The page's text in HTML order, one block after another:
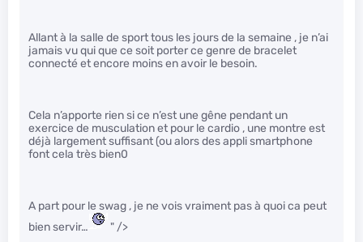
Allant à la salle de sport tous les jours de la semaine , je n’ai
jamais vu qui que ce soit porter ce genre de bracelet
connecté et encore moins en avoir le besoin.
Cela n’apporte rien si ce n’est une gêne pendant un
exercice de musculation et pour le cardio , une montre est
déjà largement suffisant (ou alors des appli smartphone
font cela très bien0
A part pour le swag , je ne vois vraiment pas à quoi ca peut
bien servir…
" />